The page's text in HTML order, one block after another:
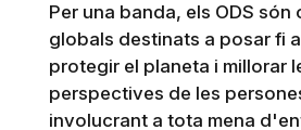
Per una banda, els ODS són
globals destinats a posar fi
protegir el planeta i millorar
perspectives de les
involucrant a tota mena